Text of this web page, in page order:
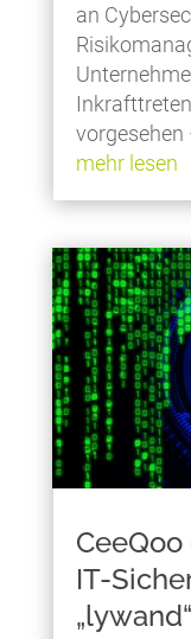
an
vorgesehen
mehr lesen
IT-
„lywand“